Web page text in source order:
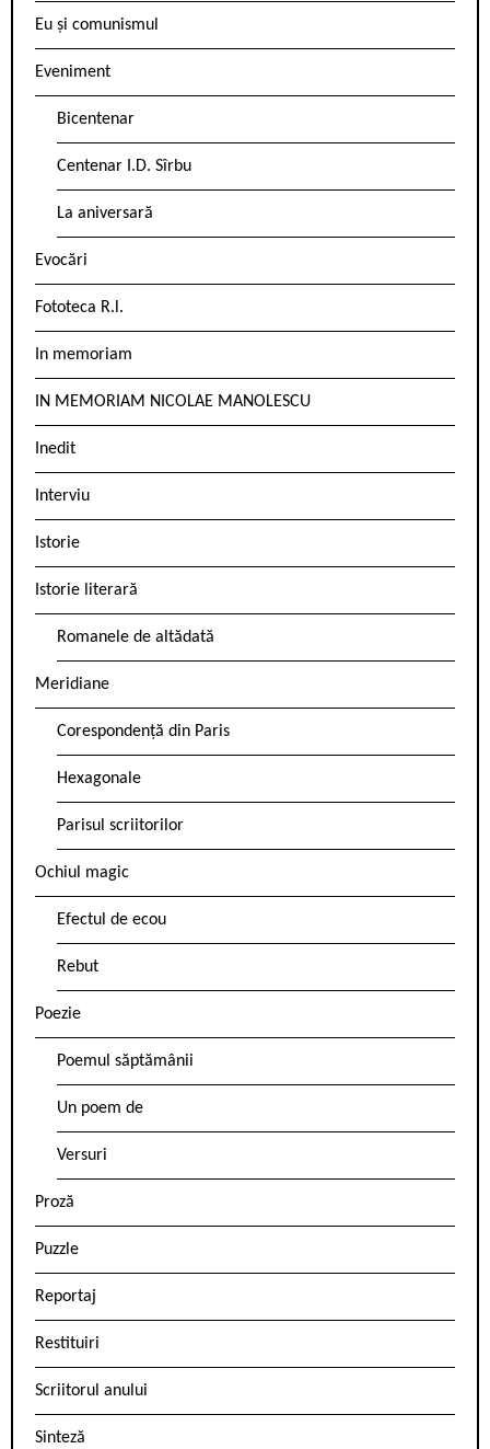
Eu și comunismul
Eveniment
Bicentenar
Centenar I.D. Sîrbu
La aniversară
Evocări
Fototeca R.l.
In memoriam
IN MEMORIAM NICOLAE MANOLESCU
Inedit
Interviu
Istorie
Istorie literară
Romanele de altădată
Meridiane
Corespondență din Paris
Hexagonale
Parisul scriitorilor
Ochiul magic
Efectul de ecou
Rebut
Poezie
Poemul săptămânii
Un poem de
Versuri
Proză
Puzzle
Reportaj
Restituiri
Scriitorul anului
Sinteză